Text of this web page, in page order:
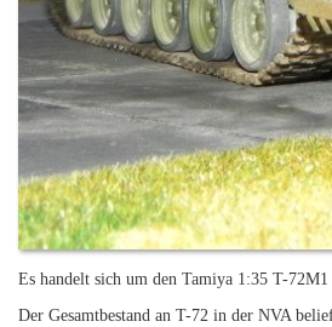
Es handelt sich um den Tamiya 1:35 T-
Der Gesamtbestand an T-72 in der NVA